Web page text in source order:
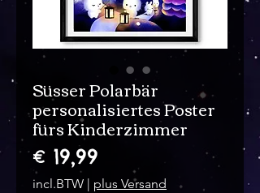
Süsser Polarbär
personalisiertes Poster
fürs Kinderzimmer
€ 19,99
incl.BTW | plus Versand